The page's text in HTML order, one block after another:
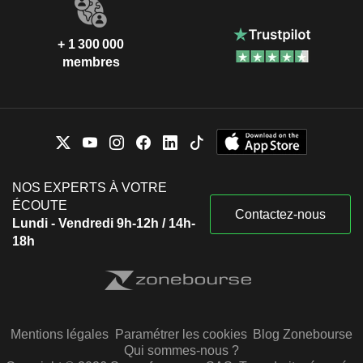
+ 1 300 000
membres
NOS EXPERTS À VOTRE
ÉCOUTE
Lundi - Vendredi 9h-12h / 14h-
18h
Contactez-nous
Mentions légales Paramétrer les cookies Blog Zonebourse
Qui sommes-nous ?